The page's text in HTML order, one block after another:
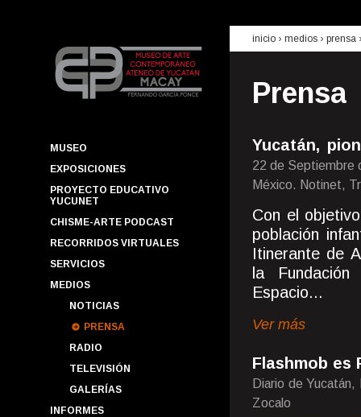
MUSEO
EXPOSICIONES
PROYECTO EDUCATIVO
YUCUNET
CHISME-ARTE PODCAST
RECORRIDOS VIRTUALES
SERVICIOS
MEDIOS
NOTICIAS
PRENSA
RADIO
TELEVISIÓN
GALERÍAS
INFORMES
inicio › medios › prensa
Prensa
Yucatán,
22 de Septiembre
México. Notinet,
Con el
población
Itinerante de
la
Espacio...
Ver más
Flashmob es
Diario de
Zocalo